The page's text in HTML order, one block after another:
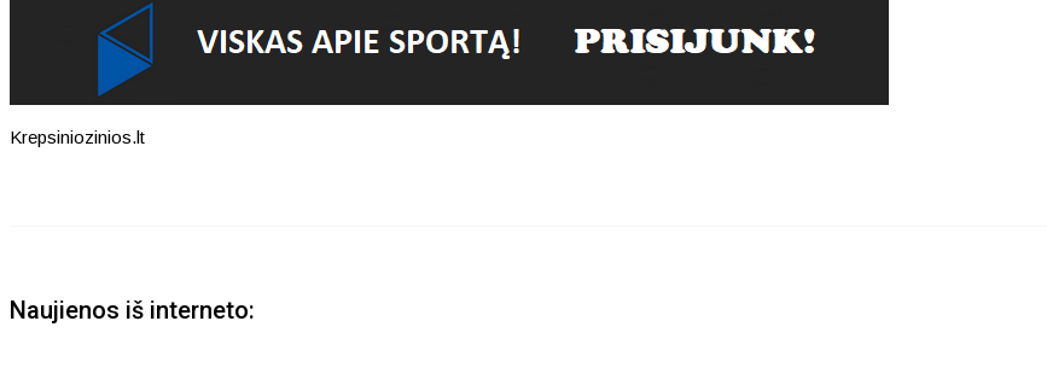
Krepsiniozinios.lt
Naujienos iš interneto: